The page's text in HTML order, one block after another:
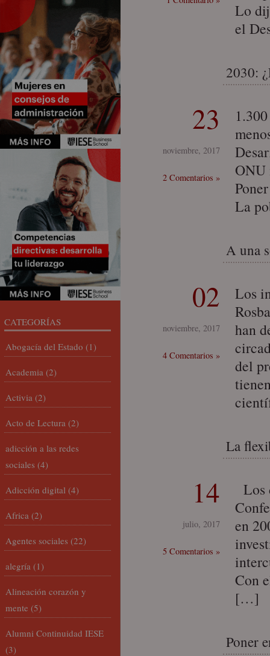
Lo
el
2030:
23
noviembre, 2017
2 Comentarios »
ONU
La
A una
02
noviembre, 2017
4 Comentarios »
Los
han
del
La
14
julio, 2017
5 Comentarios »
Los
en
Con
[…]
Poner
CATEGORÍAS
Abogacía del Estado (1)
Academia (2)
Activia (2)
Acto de Lectura (2)
adicción a las redes
sociales (4)
Adicción digital (4)
Africa (2)
Agentes sociales (22)
alegría (1)
Alineación corazón y
mente (5)
Alumni Continuidad IESE
(3)